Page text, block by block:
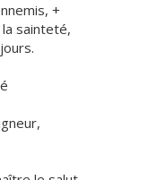
+
sainteté,